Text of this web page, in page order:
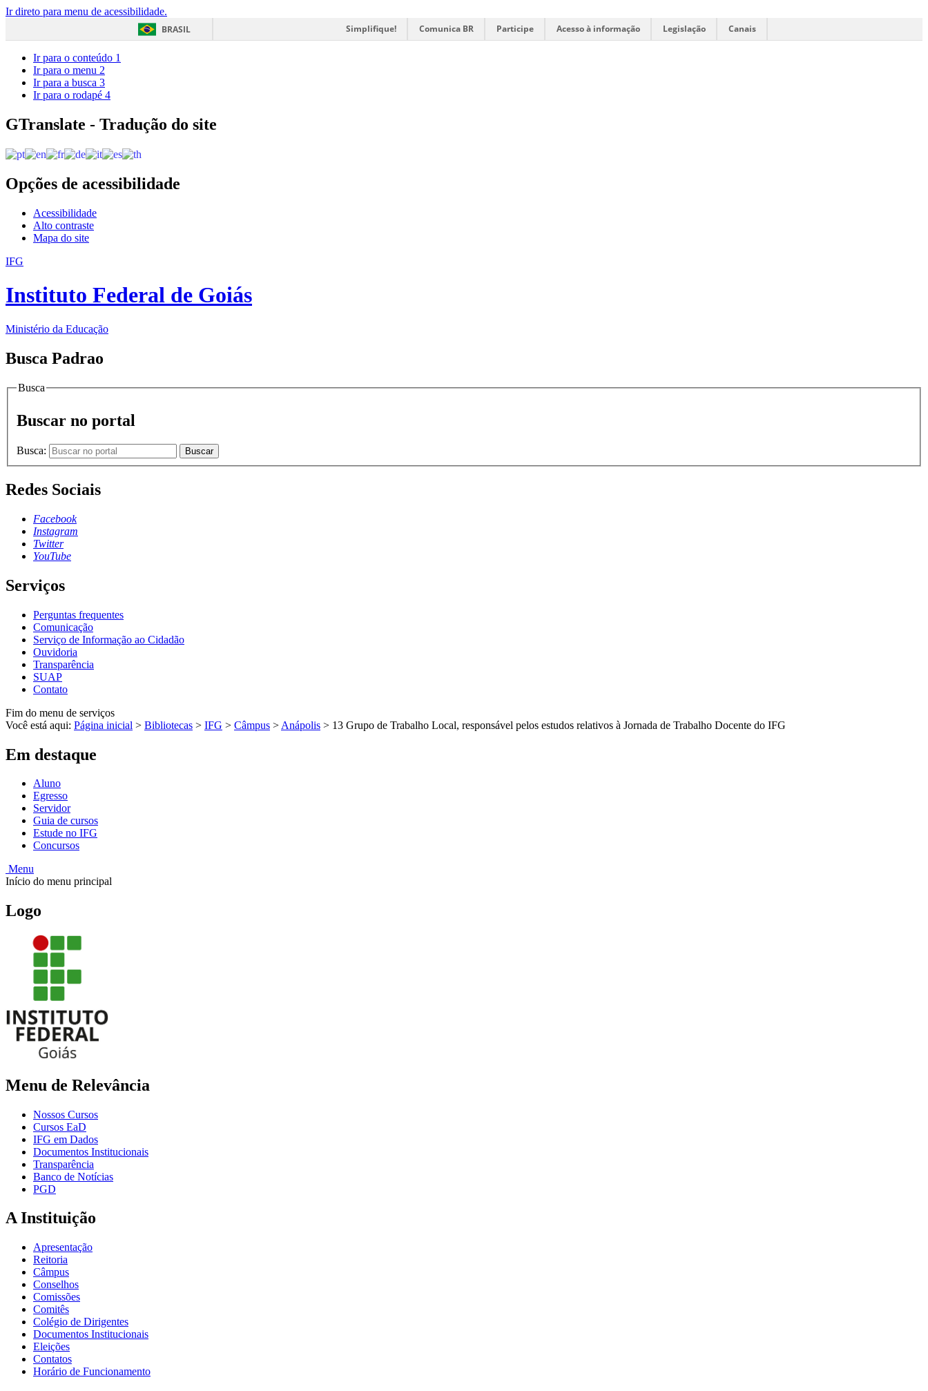
Ir direto para menu de acessibilidade.
BRASIL
Simplifique! Comunica BR Participe Acesso à informação Legislação Canais
Ir para o conteúdo 1
Ir para o menu 2
Ir para a busca 3
Ir para o rodapé 4
GTranslate - Tradução do site
Opções de acessibilidade
Acessibilidade
Alto contraste
Mapa do site
IFG
Instituto Federal de Goiás
Ministério da Educação
Busca Padrao
Busca
Buscar no portal
Busca: Buscar
Redes Sociais
Facebook
Instagram
Twitter
YouTube
Serviços
Perguntas frequentes
Comunicação
Serviço de Informação ao Cidadão
Ouvidoria
Transparência
SUAP
Contato
Fim do menu de serviços
Você está aqui: Página inicial > Bibliotecas > IFG > Câmpus > Anápolis > 13 Grupo de Trabalho Local, responsável pelos estudos relativos à Jornada de Trabalho Docente do IFG
Em destaque
Aluno
Egresso
Servidor
Guia de cursos
Estude no IFG
Concursos
Menu
Início do menu principal
Logo
Menu de Relevância
Nossos Cursos
Cursos EaD
IFG em Dados
Documentos Institucionais
Transparência
Banco de Notícias
PGD
A Instituição
Apresentação
Reitoria
Câmpus
Conselhos
Comissões
Comitês
Colégio de Dirigentes
Documentos Institucionais
Eleições
Contatos
Horário de Funcionamento